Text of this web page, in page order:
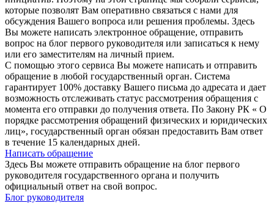
которые позволят Вам оперативно связаться с нами для
обсуждения Вашего вопроса или решения проблемы. Здесь
Вы можете написать электронное обращение, отправить
вопрос на блог первого руководителя или записаться к нему
или его заместителям на личный прием.
С помощью этого сервиса Вы можете написать и отправить
обращение в любой государственный орган. Система
гарантирует 100% доставку Вашего письма до адресата и дает
возможность отслеживать статус рассмотрения обращения с
момента его отправки до получения ответа. По Закону РК « О
порядке рассмотрения обращений физических и юридических
лиц», государственный орган обязан предоставить Вам ответ
в течение 15 календарных дней.
Написать обращение
Здесь Вы можете отправить обращение на блог первого
руководителя государственного органа и получить
официальный ответ на свой вопрос.
Блог руководителя